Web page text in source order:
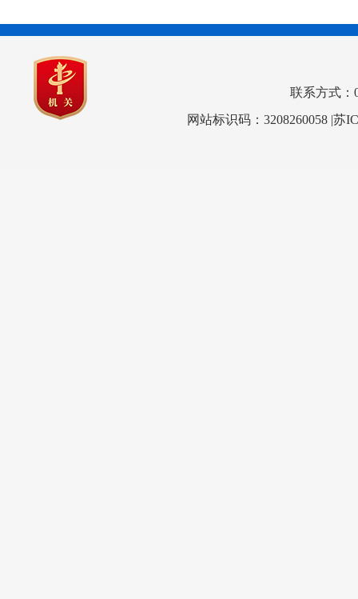
联系方式：
网站标识码：3208260058 |苏